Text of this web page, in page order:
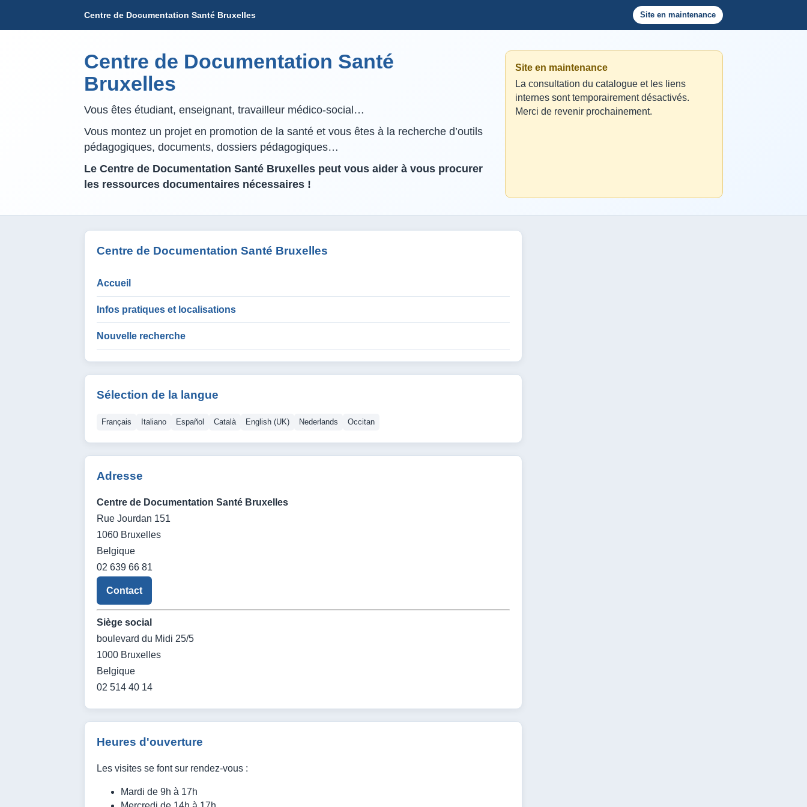
Centre de Documentation Santé Bruxelles Site en maintenance
Centre de Documentation Santé
Bruxelles
Vous êtes étudiant, enseignant, travailleur médico-social…
Vous montez un projet en promotion de la santé et vous êtes à la recherche d’outils
pédagogiques, documents, dossiers pédagogiques…
Le Centre de Documentation Santé Bruxelles peut vous aider à vous procurer
les ressources documentaires nécessaires !
Site en maintenance
La consultation du catalogue et les liens
internes sont temporairement désactivés.
Merci de revenir prochainement.
Centre de Documentation Santé Bruxelles
Accueil
Infos pratiques et localisations
Nouvelle recherche
Sélection de la langue
Français Italiano Español Català English (UK) Nederlands Occitan
Adresse
Centre de Documentation Santé Bruxelles
Rue Jourdan 151
1060 Bruxelles
Belgique
02 639 66 81
Contact
Siège social
boulevard du Midi 25/5
1000 Bruxelles
Belgique
02 514 40 14
Heures d'ouverture
Les visites se font sur rendez-vous :
Mardi de 9h à 17h